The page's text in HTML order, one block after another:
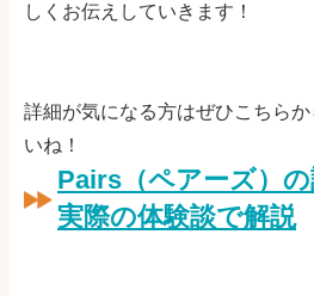
しくお伝えしていきます！
詳細が気になる方はぜひこちら
いね！
Pairs（ペアーズ）
実際の体験談で解説